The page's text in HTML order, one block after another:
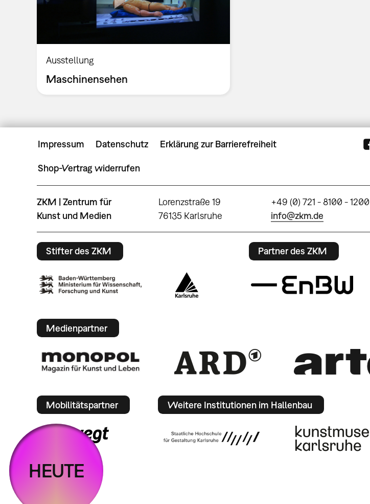
Ausstellung
Maschinensehen
Impressum Datenschutz Erklärung zur Barrierefreiheit
Shop-Vertrag widerrufen
ZKM | Zentrum für
Kunst und Medien
Lorenzstraße 19
76135 Karlsruhe
+49 (0) 721 - 8100 - 1200
info@zkm.de
Stifter des ZKM Partner des ZKM
Medienpartner
Mobilitätspartner Weitere Institutionen im Hallenbau
HEUTE